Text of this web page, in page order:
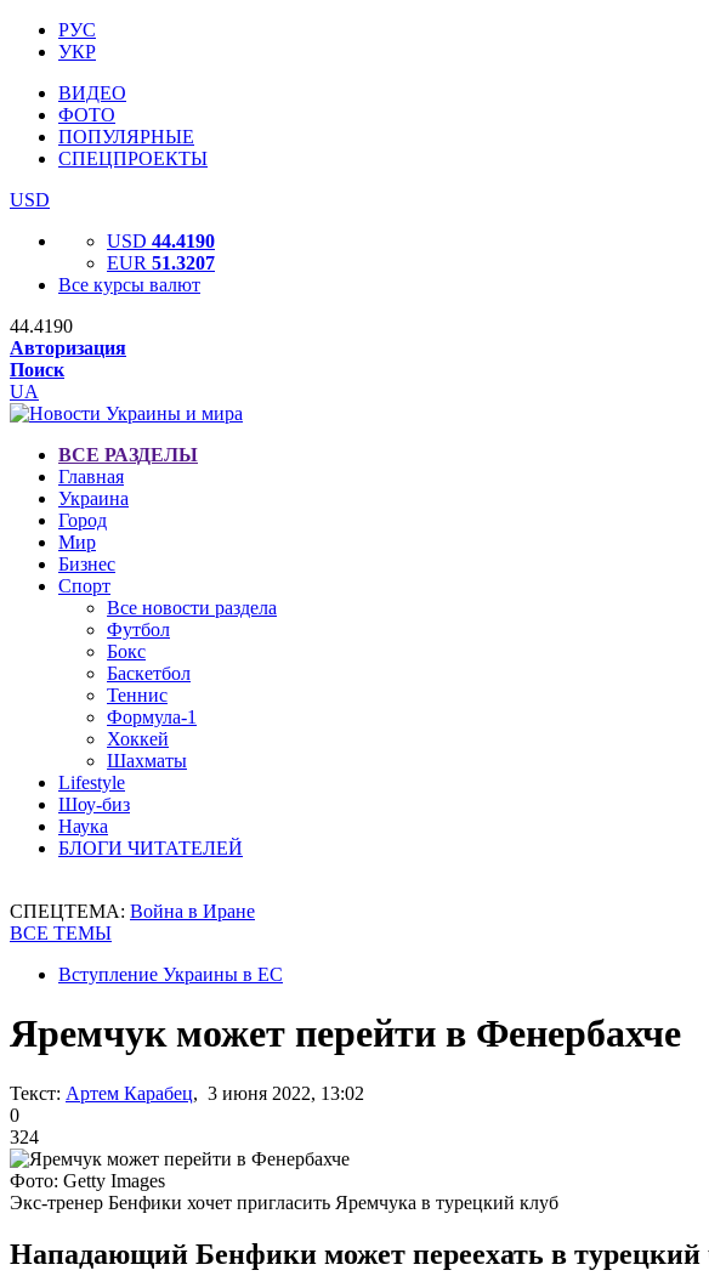
РУС
УКР
ВИДЕО
ФОТО
ПОПУЛЯРНЫЕ
СПЕЦПРОЕКТЫ
USD
USD 44.4190
EUR 51.3207
Все курсы валют
44.4190
Авторизация
Поиск
UA
ВСЕ РАЗДЕЛЫ
Главная
Украина
Город
Мир
Бизнес
Спорт
Все новости раздела
Футбол
Бокс
Баскетбол
Теннис
Формула-1
Хоккей
Шахматы
Lifestyle
Шоу-биз
Наука
БЛОГИ ЧИТАТЕЛЕЙ
СПЕЦТЕМА: Война в Иране
ВСЕ ТЕМЫ
Вступление Украины в ЕС
Яремчук может перейти в Фенербахче
Текст: Артем Карабец, 3 июня 2022, 13:02
0
324
Фото: Getty Images
Экс-тренер Бенфики хочет пригласить Яремчука в турецкий клуб
Нападающий Бенфики может переехать в